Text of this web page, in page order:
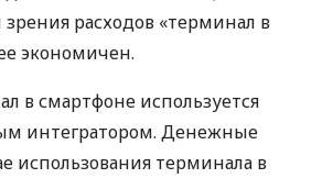
расходов «терминал в
экономичен.
в смартфоне используется
интегратором. Денежные
использования терминала в